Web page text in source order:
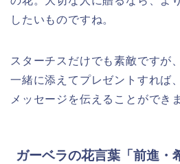
したいものですね。
スターチスだけでも素敵ですが
一緒に添えてプレゼントすれば
メッセージを伝えることができ
ガーベラの花言葉「前進・